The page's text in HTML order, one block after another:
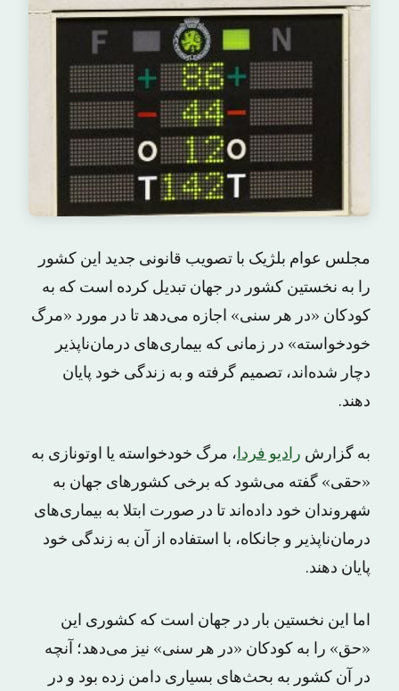
مجلس عوام بلژیک با تصویب قانونی جدید این کشور
را به نخستین کشور در جهان تبدیل کرده است که به
کودکان «در هر سنی» اجازه می‌دهد تا در مورد «مرگ
خودخواسته» در زمانی که بیماری‌های درمان‌ناپذیر
دچار شده‌اند، تصمیم گرفته و به زندگی خود پایان
دهند.
به گزارش رادیو فردا ، مرگ خودخواسته یا اوتونازی به
«حقی» گفته می‌شود که برخی کشورهای جهان به
شهروندان خود داده‌اند تا در صورت ابتلا به بیماری‌های
درمان‌ناپذیر و جانکاه، با استفاده از آن به زندگی خود
پایان دهند.
اما این نخستین بار در جهان است که کشوری این
«حق» را به کودکان «در هر سنی» نیز می‌دهد؛ آنچه
در آن کشور به بحث‌های بسیاری دامن زده بود و در